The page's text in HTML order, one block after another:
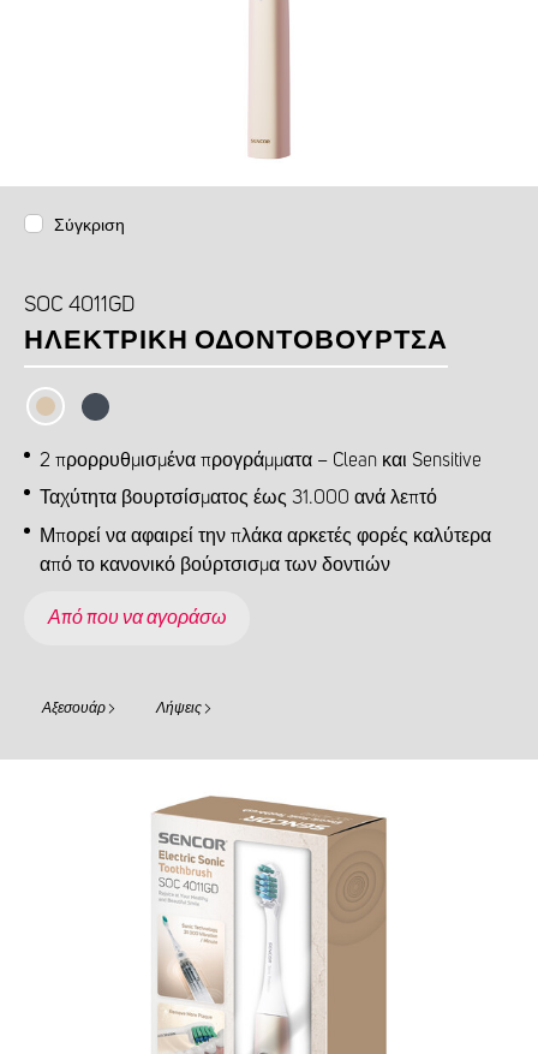
Σύγκριση
SOC 4011GD
ΗΛΕΚΤΡΙΚΉ ΟΔΟΝΤΌΒΟΥΡΤΣΑ
2 προρρυθμισμένα προγράμματα – Clean και Sensitive
Ταχύτητα βουρτσίσματος έως 31.000 ανά λεπτό
Μπορεί να αφαιρεί την πλάκα αρκετές φορές καλύτερα
από το κανονικό βούρτσισμα των δοντιών
Από που να αγοράσω
Αξεσουάρ Λήψεις